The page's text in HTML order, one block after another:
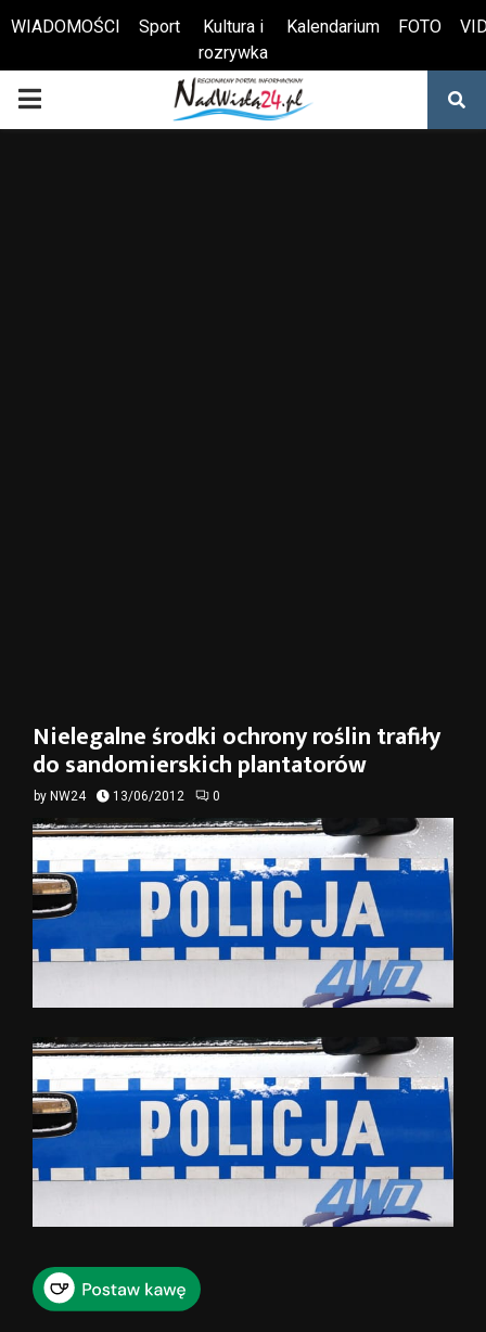
Otwórz pasek narzędzi
WIADOMOŚCI Sport
Kultura i
rozrywka
Kalendarium FOTO
PRIMARY
Nielegalne środki ochrony roślin trafiły
do sandomierskich plantatorów
by NW24 13/06/2012 0